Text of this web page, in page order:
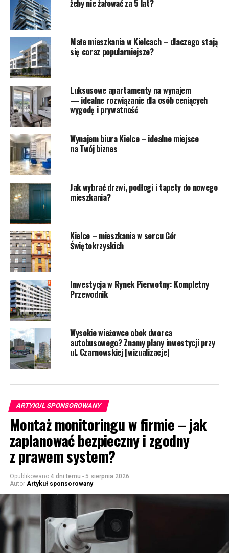
żeby nie żałować za 5 lat?
Małe mieszkania w Kielcach – dlaczego stają
się coraz popularniejsze?
Luksusowe apartamenty na wynajem
— idealne rozwiązanie dla osób ceniących
wygodę i prywatność
Wynajem biura Kielce – idealne miejsce
na Twój biznes
Jak wybrać drzwi, podłogi i tapety do nowego
mieszkania?
Kielce – mieszkania w sercu Gór
Świętokrzyskich
Inwestycja w Rynek Pierwotny: Kompletny
Przewodnik
Wysokie wieżowce obok dworca
autobusowego? Znamy plany inwestycji przy
ul. Czarnowskiej [wizualizacje]
ARTYKUŁ SPONSOROWANY
Montaż monitoringu w firmie – jak
zaplanować bezpieczny i zgodny
z prawem system?
Opublikowano 4 dni temu - 5 sierpnia 2026
Autor Artykuł sponsorowany